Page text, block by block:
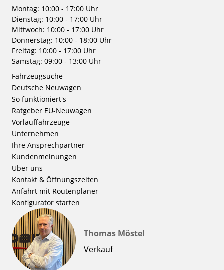
Montag: 10:00 - 17:00 Uhr
Dienstag: 10:00 - 17:00 Uhr
Mittwoch: 10:00 - 17:00 Uhr
Donnerstag: 10:00 - 18:00 Uhr
Freitag: 10:00 - 17:00 Uhr
Samstag: 09:00 - 13:00 Uhr
Fahrzeugsuche
Deutsche Neuwagen
So funktioniert's
Ratgeber EU-Neuwagen
Vorlauffahrzeuge
Unternehmen
Ihre Ansprechpartner
Kundenmeinungen
Über uns
Kontakt & Öffnungszeiten
Anfahrt mit Routenplaner
Konfigurator starten
Thomas Möstel
Verkauf